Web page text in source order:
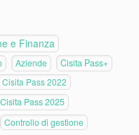
e Finanza
Aziende
Cisita Pass+
Cisita Pass 2022
Cisita Pass 2025
Controllo di gestione